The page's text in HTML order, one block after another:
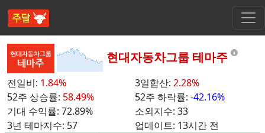
현대자동차그룹 테마주
전일비: 1.84% 3일합산: 2.28%
52주 상승률: 58.49% 52주 하락률: -42.16%
기대 수익률: 72.89% 소외지수: 33
3년 테마지수: 57 업데이트: 13시간 전